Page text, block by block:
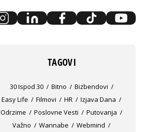
TAGOVI
30 Ispod 30 Bitno
Bizbendovi
Easy Life
Filmovi HR
Izjava Dana
Odrzime
Poslovne Vesti
Putovanja
Važno
Wannabe Webmind